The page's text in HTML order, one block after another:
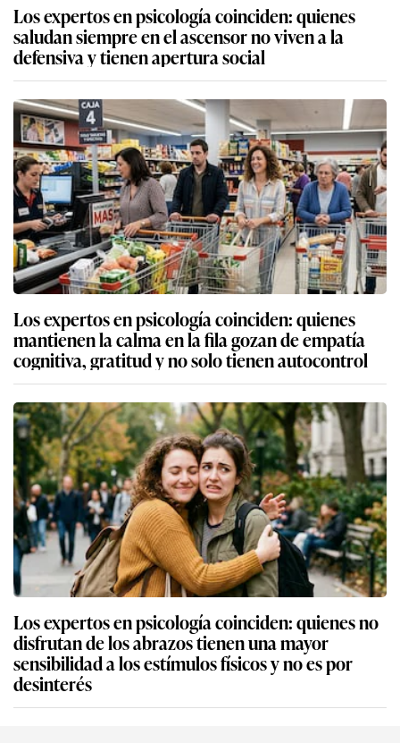
Los expertos en psicología coinciden: quienes
saludan siempre en el ascensor no viven a la
defensiva y tienen apertura social
Los expertos en psicología coinciden: quienes
mantienen la calma en la fila gozan de empatía
cognitiva, gratitud y no solo tienen autocontrol
Los expertos en psicología coinciden: quienes no
disfrutan de los abrazos tienen una mayor
sensibilidad a los estímulos físicos y no es por
desinterés